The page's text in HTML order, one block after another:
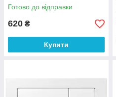
Готово до відправки
620 ₴
Купити